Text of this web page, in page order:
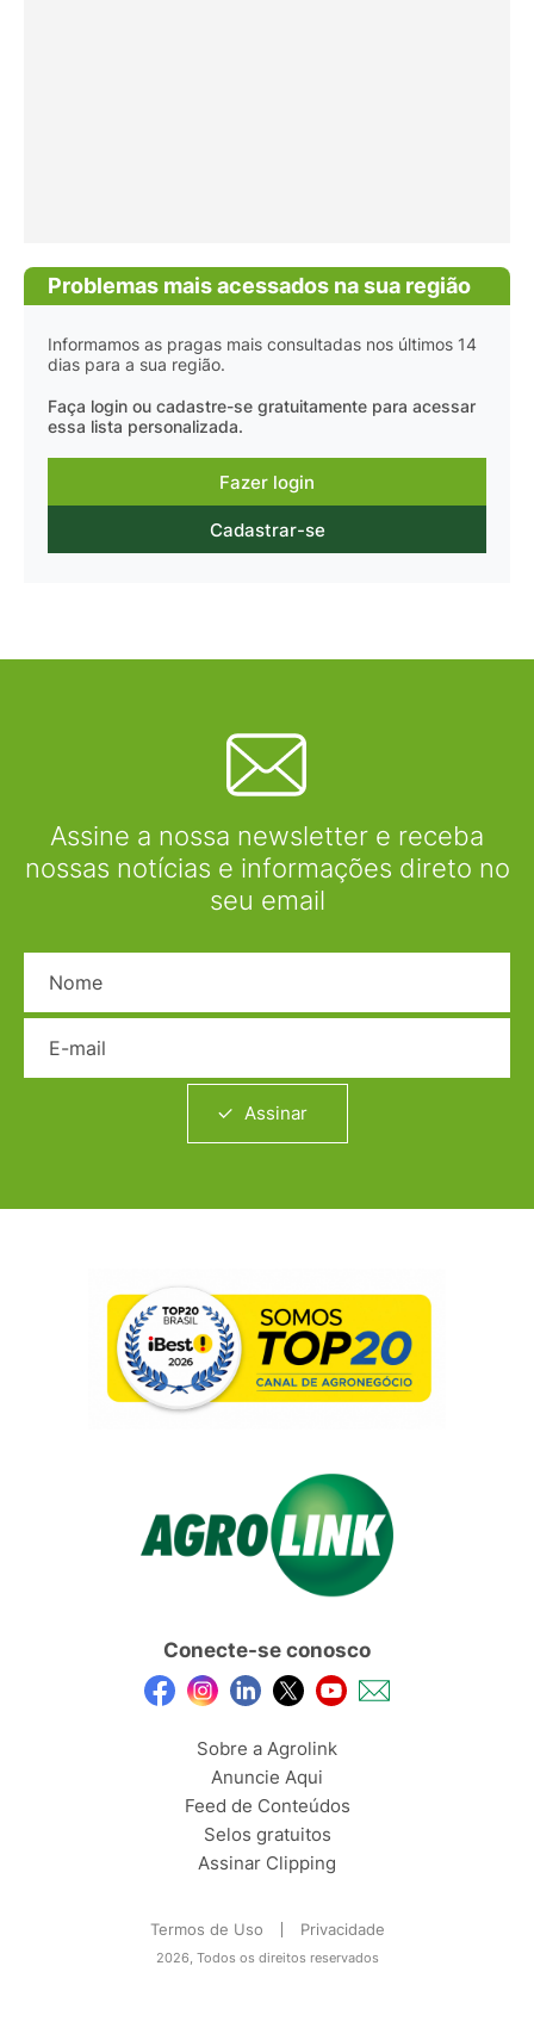
Problemas mais acessados na sua região
Informamos as pragas mais consultadas nos últimos 14
dias para a sua região.
Faça login ou cadastre-se gratuitamente para acessar
essa lista personalizada.
Fazer login
Cadastrar-se
Assine a nossa newsletter e receba
nossas notícias e informações direto no
seu email
Assinar
Conecte-se conosco
Sobre a Agrolink
Anuncie Aqui
Feed de Conteúdos
Selos gratuitos
Assinar Clipping
Termos de Uso Privacidade
2026, Todos os direitos reservados